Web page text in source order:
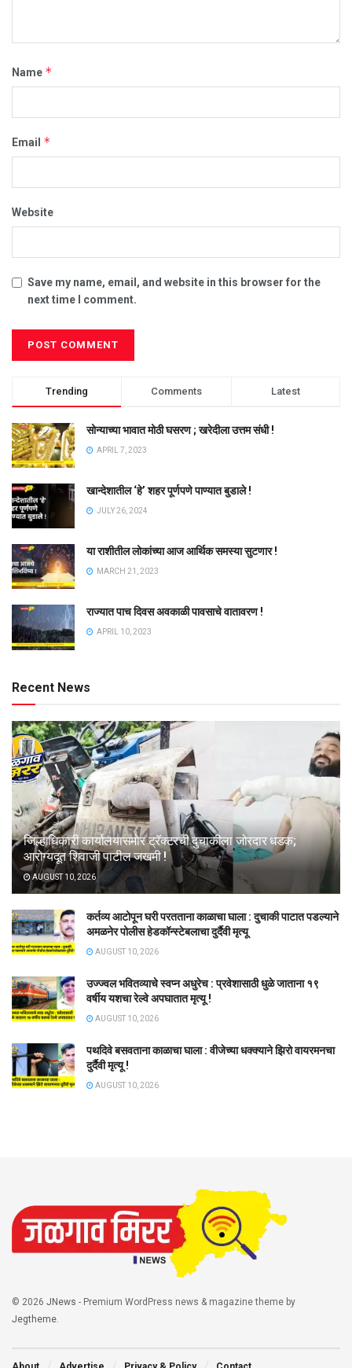
Name *
Email *
Website
Save my name, email, and website in this browser for the
next time I comment.
Trending Comments Latest
सोन्याच्या भावात मोठी घसरण ; खरेदीला उत्तम संधी !
APRIL 7, 2023
खान्देशातील ‘हे’ शहर पूर्णपणे पाण्यात बुडाले !
JULY 26, 2024
या राशीतील लोकांच्या आज आर्थिक समस्या सुटणार !
MARCH 21, 2023
राज्यात पाच दिवस अवकाळी पावसाचे वातावरण !
APRIL 10, 2023
Recent News
जिल्हाधिकारी कार्यालयासमोर ट्रॅक्टरची दुचाकीला जोरदार धडक;
आरोग्यदूत शिवाजी पाटील जखमी !
AUGUST 10, 2026
कर्तव्य आटोपून घरी परतताना काळाचा घाला : दुचाकी पाटात पडल्याने
अमळनेर पोलीस हेडकॉन्स्टेबलाचा दुर्दैवी मृत्यू
AUGUST 10, 2026
उज्ज्वल भवितव्याचे स्वप्न अधुरेच : प्रवेशासाठी धुळे जाताना १९
वर्षीय यशचा रेल्वे अपघातात मृत्यू !
AUGUST 10, 2026
पथदिवे बसवताना काळाचा घाला : वीजेच्या धक्क्याने झिरो वायरमनचा
दुर्दैवी मृत्यू !
AUGUST 10, 2026
© 2026 JNews - Premium WordPress news & magazine theme by
Jegtheme